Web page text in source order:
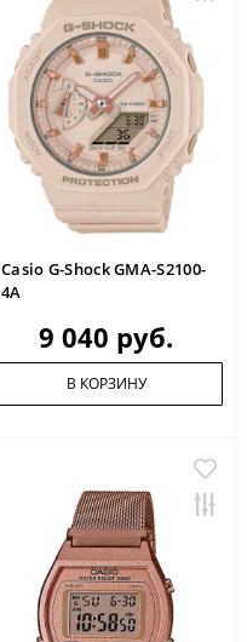
Casio G-Shock GMA-S2100-
4A
9 040 руб.
В КОРЗИНУ